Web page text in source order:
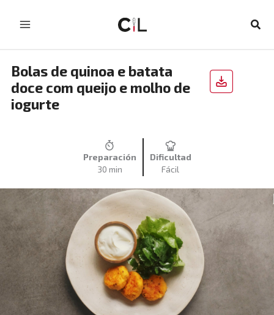
Bolas de quinoa e batata
doce com queijo e molho de
iogurte
Preparación
30 min
Dificultad
Fácil